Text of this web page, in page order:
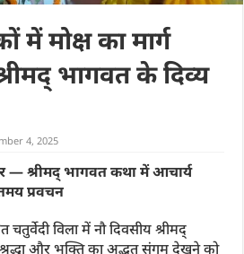
में मोक्ष का मार्ग
भागवत के दिव्य
4, 2025
श्रीमद् भागवत कथा में आचार्य
प्रवचन
चतुर्वेदी विला में नौ दिवसीय श्रीमद्
और भक्ति का अद्भुत संगम देखने को